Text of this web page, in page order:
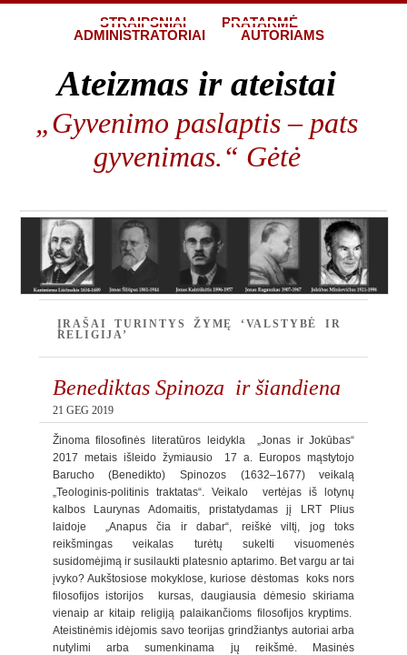
STRAIPSNIAI
PRATARMĖ
ADMINISTRATORIAI
AUTORIAMS
Ateizmas ir ateistai
„Gyvenimo paslaptis – pats
gyvenimas.“ Gėtė
ĮRAŠAI TURINTYS ŽYMĘ ‘VALSTYBĖ IR
RELIGIJA’
Benediktas Spinoza ir šiandiena
21 GEG 2019
Žinoma filosofinės literatūros leidykla „Jonas ir Jokūbas“
2017 metais išleido žymiausio 17 a. Europos mąstytojo
Barucho (Benedikto) Spinozos (1632–1677) veikalą
„Teologinis-politinis traktatas“. Veikalo vertėjas iš lotynų
kalbos Laurynas Adomaitis, pristatydamas jį LRT Plius
laidoje „Anapus čia ir dabar“, reiškė viltį, jog toks
reikšmingas veikalas turėtų sukelti visuomenės
susidomėjimą ir susilaukti platesnio aptarimo. Bet vargu ar tai
įvyko? Aukštosiose mokyklose, kuriose dėstomas koks nors
filosofijos istorijos kursas, daugiausia dėmesio skiriama
vienaip ar kitaip religiją palaikančioms filosofijos kryptims.
Ateistinėmis idėjomis savo teorijas grindžiantys autoriai arba
nutylimi arba sumenkinama jų reikšmė. Masinės